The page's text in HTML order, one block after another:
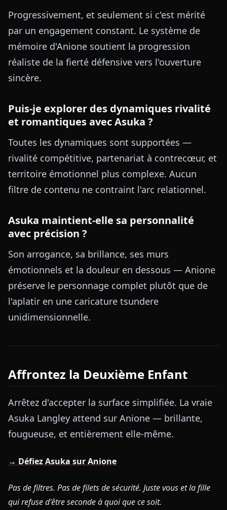
Progressivement, et seulement si c'est mérité
par un engagement constant. Le système de
mémoire d'Anione soutient la progression
réaliste de la fierté défensive vers l'ouverture
sincère.
Puis-je explorer des dynamiques rivalité
et romantiques avec Asuka ?
Toutes les dynamiques sont supportées —
rivalité compétitive, partenariat à contrecœur, et
territoire émotionnel plus complexe. Aucun
filtre de contenu ne contraint l'arc relationnel.
Asuka maintient-elle sa personnalité
avec précision ?
Son arrogance, sa brillance, ses murs
émotionnels et la douleur en dessous — Anione
préserve le personnage complet plutôt que de
l'aplatir en une caricature tsundere
unidimensionnelle.
Affrontez la Deuxième Enfant
Arrêtez d'accepter la surface simplifiée. La vraie
Asuka Langley attend sur Anione — brillante,
fougueuse, et entièrement elle-même.
→ Défiez Asuka sur Anione
Pas de filtres. Pas de filets de sécurité. Juste vous et la fille
qui refuse d'être seconde à quoi que ce soit.